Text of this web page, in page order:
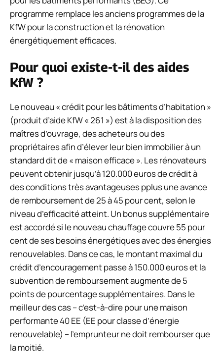
programme remplace les anciens programmes de la
KfW pour la construction et la rénovation
énergétiquement efficaces.
Pour quoi existe-t-il des aides
KfW ?
Le nouveau « crédit pour les bâtiments d’habitation »
(produit d’aide KfW « 261 ») est à la disposition des
maîtres d’ouvrage, des acheteurs ou des
propriétaires afin d’élever leur bien immobilier à un
standard dit de « maison efficace ». Les rénovateurs
peuvent obtenir jusqu’à 120.000 euros de crédit à
des conditions très avantageuses pplus une avance
de remboursementde 25 à 45 pour cent, selon le
niveau d’efficacité atteint. Un bonus supplémentaire
est accordé si le nouveau chauffage couvre 55 pour
cent de ses besoins énergétiques avec des énergies
renouvelables. Dans ce cas, le montant maximal du
crédit d’encouragement passe à 150.000 euros et la
subvention de remboursement augmente de 5
points de pourcentage supplémentaires. Dans le
meilleur des cas – c’est-à-dire pour une maison
performante 40 EE (EE pour classe d’énergie
renouvelable) – l’emprunteur ne doit rembourser que
la moitié.